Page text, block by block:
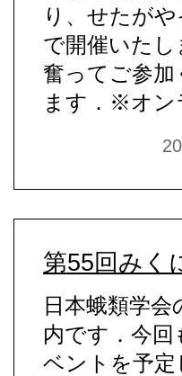
り、せたが
で開催いた
奮ってご参
ます．※オ
第55回みく
日本蛾類学
内です．今
ベントを予